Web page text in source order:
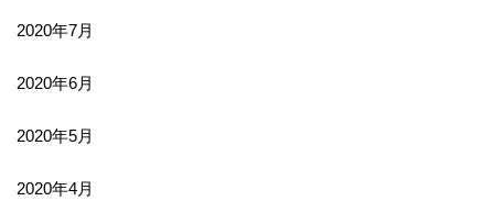
2020年7月
2020年6月
2020年5月
2020年4月